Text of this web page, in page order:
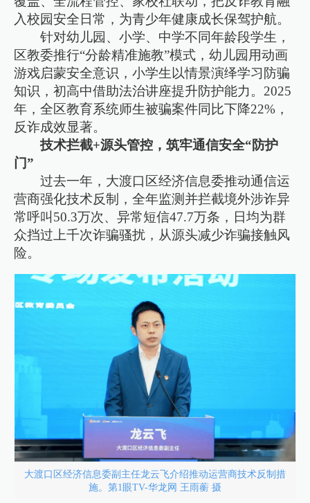
入校园安全日常，为青少年健康成长保驾护航。
针对幼儿园、小学、中学不同年龄段学生，
区教委推行“分龄精准施教”模式，幼儿园用动画
游戏启蒙安全意识，小学生以情景演绎学习防骗
知识，初高中借助法治讲座提升防护能力。2025
年，全区教育系统师生被骗案件同比下降22%，
反诈成效显著。
技术拦截+源头管控，筑牢通信安全“防护
门”
过去一年，大渡口区经济信息委推动通信运
营商强化技术反制，全年监测并拦截境外涉诈异
常呼叫50.3万次、异常短信47.7万条，日均为群
众挡过上千次诈骗骚扰，从源头减少诈骗接触风
险。
大渡口区经济信息委副主任龙云飞介绍推动运营商技术反制措
施。第1眼TV-华龙网 王雨蘅 摄